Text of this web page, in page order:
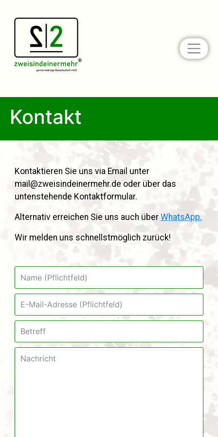
Kontakt
Kontaktieren Sie uns via Email unter
mail@zweisindeinermehr.de oder über das
untenstehende Kontaktformular.
Alternativ erreichen Sie uns auch über WhatsApp.
Wir melden uns schnellstmöglich zurück!